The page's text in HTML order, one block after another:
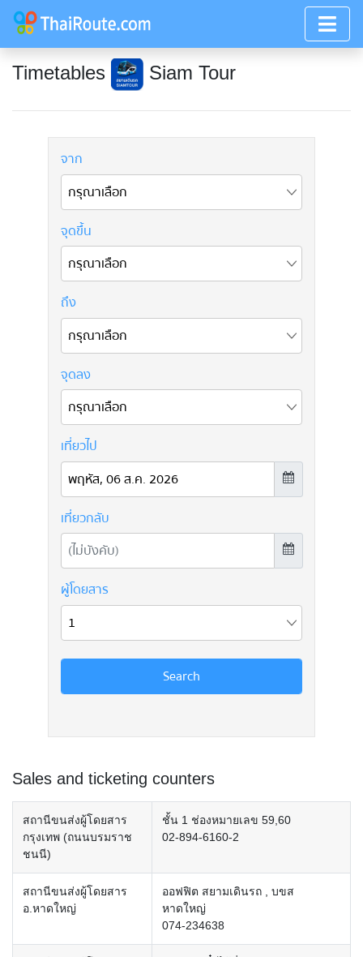
Timetables Siam Tour
Sales and ticketing counters
สถานีขนส่งผู้โดยสาร
กรุงเทพ (ถนนบรมราช
ชนนี)
ชั้น 1 ช่องหมายเลข 59,60
02-894-6160-2
สถานีขนส่งผู้โดยสาร
อ.หาดใหญ่
ออฟฟิต สยามเดินรถ , บขส
หาดใหญ่
074-234638